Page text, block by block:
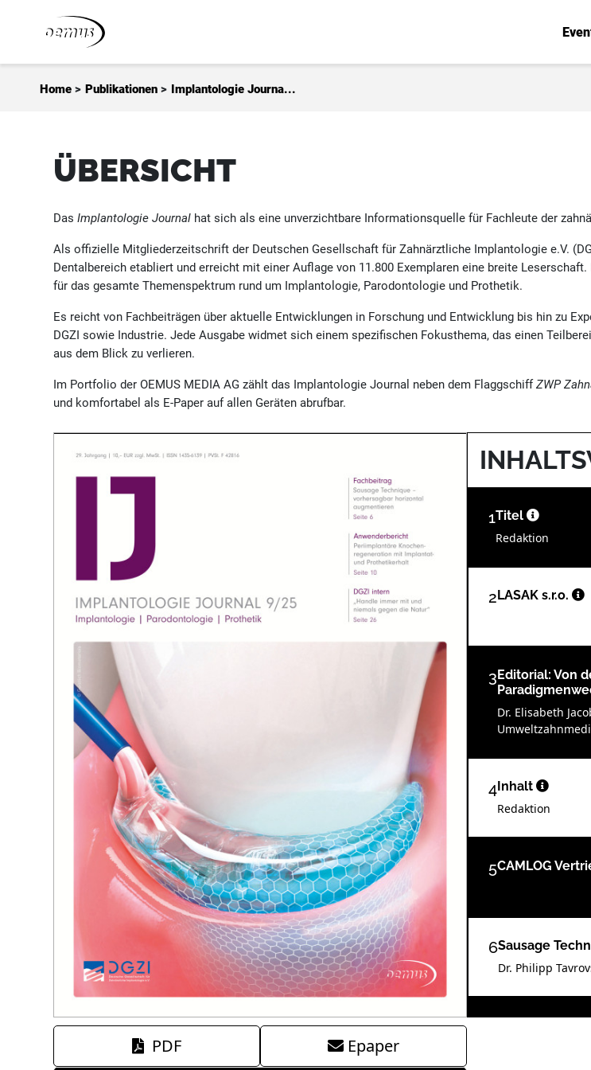
Home > Publikationen > Implantologie Journa...
ÜBERSICHT
DasImplantologie Journal hat sich als eine unverzichtbare Informationsquelle für Fachleute der
Als offizielle Mitgliederzeitschrift der Deutschen Gesellschaft für Zahnärztliche Implantologie e.V.
Dentalbereich etabliert und erreicht mit einer Auflage von 11.800 Exemplaren eine breite
für das gesamte Themenspektrum rund um Implantologie, Parodontologie und Prothetik.
Es reicht von Fachbeiträgen über aktuelle Entwicklungen in Forschung und Entwicklung bis hin zu
DGZI sowie Industrie. Jede Ausgabe widmet sich einem spezifischen Fokusthema, das einen
aus dem Blick zu verlieren.
Im Portfolio der OEMUS MEDIA AG zählt das Implantologie Journal neben dem FlaggschiffZWP
und komfortabel als E-Paper auf allen Geräten abrufbar.
PDF
Epaper
1Titel
Redaktion
2LASAK s.r.o.
3Editorial: Von
Dr. Elisabeth
4Inhalt
Redaktion
5CAMLOG
6Sausage
Dr. Philipp